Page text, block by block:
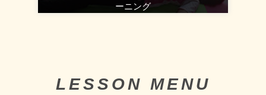
ーニング
LESSON MENU